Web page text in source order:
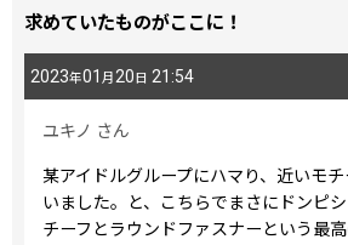
求めていたものがここに！
2023年01 月 20日 21:54
ユキノ さん
某アイドルグループにハマり、近いモ
いました。と、こちらでまさにドンピ
チーフとラウンドファスナーという最